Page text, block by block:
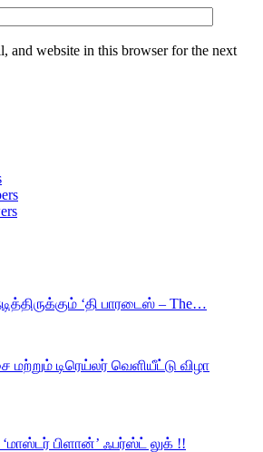
and website in this browser for the next
‘தி பாரடைஸ் – The…
டிரெய்லர் வெளியீட்டு விழா
பிளான்’ ஃபர்ஸ்ட் லுக் !!